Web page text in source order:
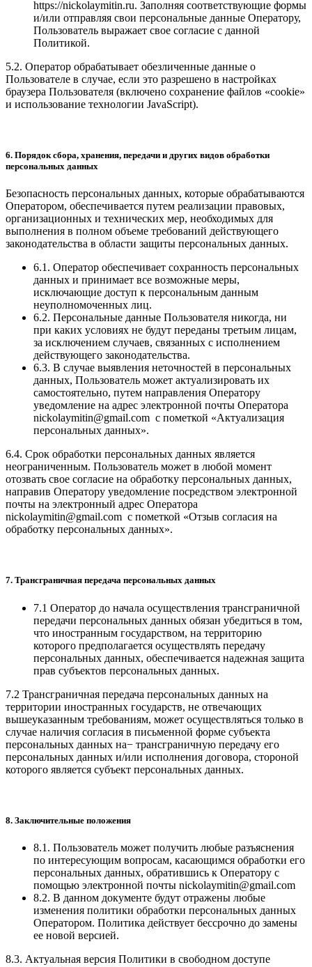
https://nickolaymitin.ru. Заполняя соответствующие формы
и/или отправляя свои персональные данные Оператору,
Пользователь выражает свое согласие с данной
Политикой.
5.2. Оператор обрабатывает обезличенные данные о
Пользователе в случае, если это разрешено в настройках
браузера Пользователя (включено сохранение файлов «cookie»
и использование технологии JavaScript).
6. Порядок сбора, хранения, передачи и других видов обработки
персональных данных
Безопасность персональных данных, которые обрабатываются
Оператором, обеспечивается путем реализации правовых,
организационных и технических мер, необходимых для
выполнения в полном объеме требований действующего
законодательства в области защиты персональных данных.
6.1. Оператор обеспечивает сохранность персональных
данных и принимает все возможные меры,
исключающие доступ к персональным данным
неуполномоченных лиц.
6.2. Персональные данные Пользователя никогда, ни
при каких условиях не будут переданы третьим лицам,
за исключением случаев, связанных с исполнением
действующего законодательства.
6.3. В случае выявления неточностей в персональных
данных, Пользователь может актуализировать их
самостоятельно, путем направления Оператору
уведомление на адрес электронной почты Оператора
nickolaymitin@gmail.com с пометкой «Актуализация
персональных данных».
6.4. Срок обработки персональных данных является
неограниченным. Пользователь может в любой момент
отозвать свое согласие на обработку персональных данных,
направив Оператору уведомление посредством электронной
почты на электронный адрес Оператора
nickolaymitin@gmail.com с пометкой «Отзыв согласия на
обработку персональных данных».
7. Трансграничная передача персональных данных
7.1 Оператор до начала осуществления трансграничной
передачи персональных данных обязан убедиться в том,
что иностранным государством, на территорию
которого предполагается осуществлять передачу
персональных данных, обеспечивается надежная защита
прав субъектов персональных данных.
7.2 Трансграничная передача персональных данных на
территории иностранных государств, не отвечающих
вышеуказанным требованиям, может осуществляться только в
случае наличия согласия в письменной форме субъекта
персональных данных на− трансграничную передачу его
персональных данных и/или исполнения договора, стороной
которого является субъект персональных данных.
8. Заключительные положения
8.1. Пользователь может получить любые разъяснения
по интересующим вопросам, касающимся обработки его
персональных данных, обратившись к Оператору с
помощью электронной почты nickolaymitin@gmail.com
8.2. В данном документе будут отражены любые
изменения политики обработки персональных данных
Оператором. Политика действует бессрочно до замены
ее новой версией.
8.3. Актуальная версия Политики в свободном доступе